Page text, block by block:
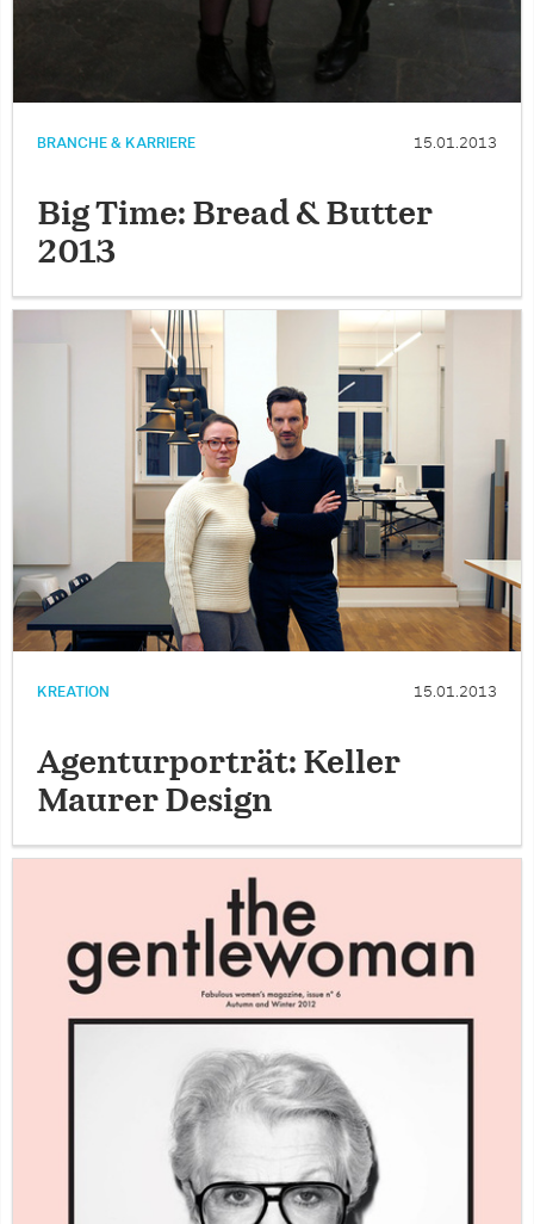
BRANCHE & KARRIERE 15.01.2013
Big Time: Bread & Butter
2013
KREATION 15.01.2013
Agenturporträt: Keller
Maurer Design